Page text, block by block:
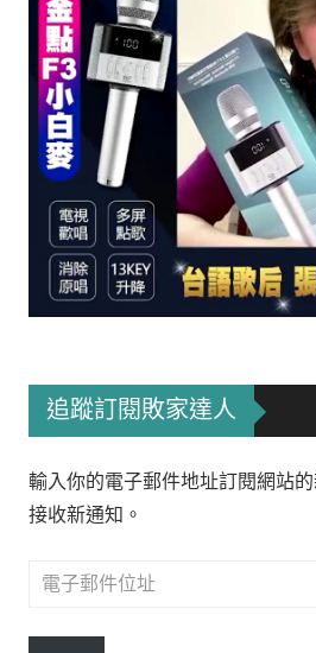
追蹤訂閱敗家達人
輸入你的電子郵件地址訂閱網站
接收新通知。
電
郵